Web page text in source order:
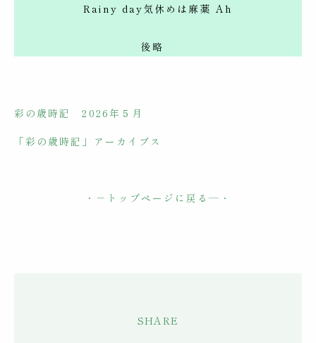
Rainy day気休めは麻薬 Ah
後略
彩の歳時記 2026年５月
「彩の歳時記」アーカイブス
・－ トップページに戻る―・
SHARE